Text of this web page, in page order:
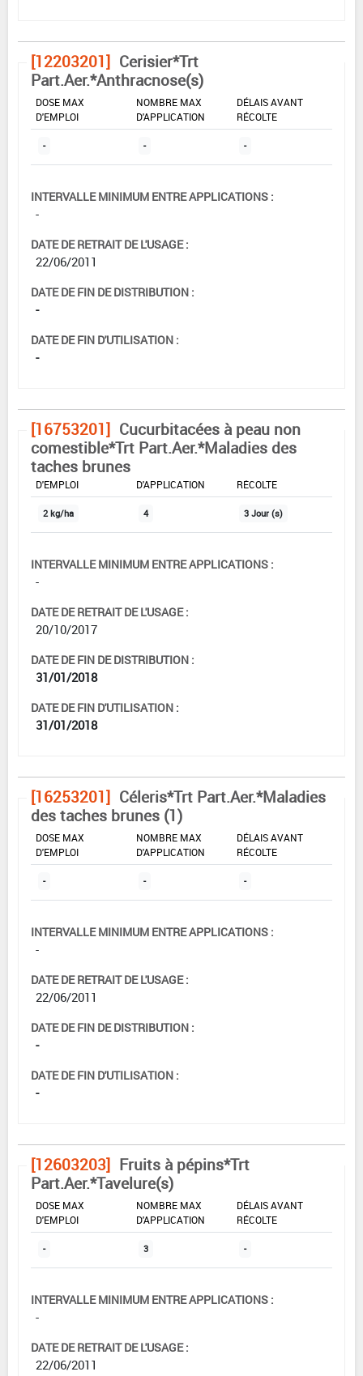
[12203201] Cerisier*Trt
Part.Aer.*Anthracnose(s)
DOSE MAX
D'EMPLOI
NOMBRE MAX
D'APPLICATION
DÉLAIS AVANT
RÉCOLTE
- - -
INTERVALLE MINIMUM ENTRE APPLICATIONS :
-
DATE DE RETRAIT DE L'USAGE :
22/06/2011
DATE DE FIN DE DISTRIBUTION :
-
DATE DE FIN D'UTILISATION :
-
[16753201] Cucurbitacées à peau non
comestible*Trt Part.Aer.*Maladies des
taches brunes
DOSE MAX
D'EMPLOI
D'APPLICATION
RÉCOLTE
2 kg/ha 4 3 Jour (s)
INTERVALLE MINIMUM ENTRE APPLICATIONS :
-
DATE DE RETRAIT DE L'USAGE :
20/10/2017
DATE DE FIN DE DISTRIBUTION :
31/01/2018
DATE DE FIN D'UTILISATION :
31/01/2018
[16253201] Céleris*Trt Part.Aer.*Maladies
des taches brunes (1)
DOSE MAX
D'EMPLOI
NOMBRE MAX
D'APPLICATION
DÉLAIS AVANT
RÉCOLTE
- - -
INTERVALLE MINIMUM ENTRE APPLICATIONS :
-
DATE DE RETRAIT DE L'USAGE :
22/06/2011
DATE DE FIN DE DISTRIBUTION :
-
DATE DE FIN D'UTILISATION :
-
[12603203] Fruits à pépins*Trt
Part.Aer.*Tavelure(s)
DOSE MAX
D'EMPLOI
NOMBRE MAX
D'APPLICATION
DÉLAIS AVANT
RÉCOLTE
- 3 -
INTERVALLE MINIMUM ENTRE APPLICATIONS :
-
DATE DE RETRAIT DE L'USAGE :
22/06/2011